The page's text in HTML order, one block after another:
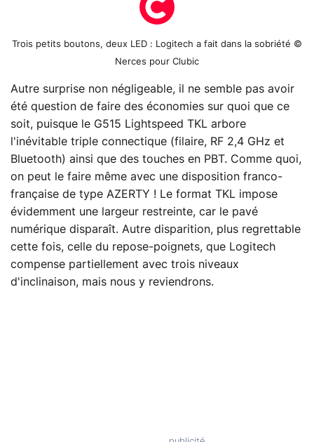
Trois petits boutons, deux LED : Logitech a fait dans la sobriété ©
Nerces pour Clubic
Autre surprise non négligeable, il ne semble pas avoir
été question de faire des économies sur quoi que ce
soit, puisque le G515 Lightspeed TKL arbore
l'inévitable triple connectique (filaire, RF 2,4 GHz et
Bluetooth) ainsi que des touches en PBT. Comme quoi,
on peut le faire même avec une disposition franco-
française de type AZERTY ! Le format TKL impose
évidemment une largeur restreinte, car le pavé
numérique disparaît. Autre disparition, plus regrettable
cette fois, celle du repose-poignets, que Logitech
compense partiellement avec trois niveaux
d'inclinaison, mais nous y reviendrons.